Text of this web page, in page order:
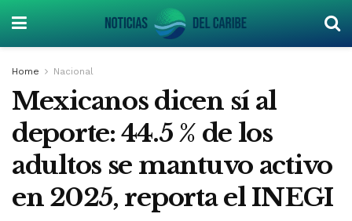
Home Nacional
Mexicanos dicen sí al
deporte: 44.5 % de los
adultos se mantuvo activo
en 2025, reporta el INEGI